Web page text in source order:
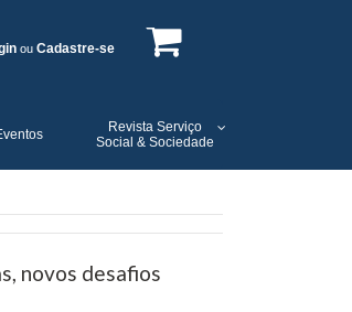
ou Cadastre-se
Revista Serviço
Social & Sociedade
novos desafios